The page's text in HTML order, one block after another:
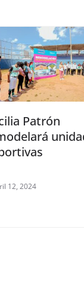
Patrón
12, 2024